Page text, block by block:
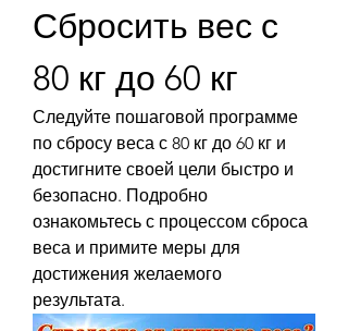
Сбросить вес с
80 кг до 60 кг
Следуйте пошаговой программе
по сбросу веса с 80 кг до 60 кг и
достигните своей цели быстро и
безопасно. Подробно
ознакомьтесь с процессом сброса
веса и примите меры для
достижения желаемого
результата.